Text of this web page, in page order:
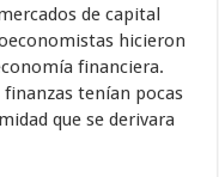
de capital
hicieron
financiera.
tenían pocas
que se derivara